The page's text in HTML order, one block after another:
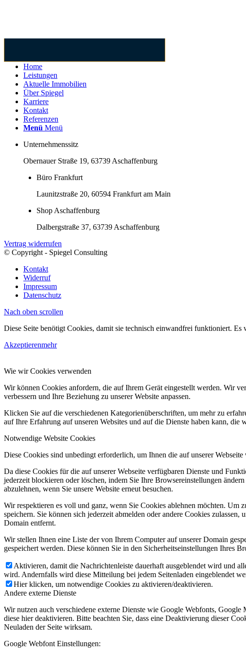
Home
Leistungen
Aktuelle Immobilien
Über Spiegel
Karriere
Kontakt
Referenzen
Menü Menü
Unternehmenssitz
Obernauer Straße 19, 63739 Aschaffenburg
Büro Frankfurt
Launitzstraße 20, 60594 Frankfurt am Main
Shop Aschaffenburg
Dalbergstraße 37, 63739 Aschaffenburg
Vertrag widerrufen
© Copyright - Spiegel Consulting
Kontakt
Widerruf
Impressum
Datenschutz
Nach oben scrollen
Diese Seite benötigt Cookies, damit sie technisch einwandfrei funktioniert.
Akzeptierenmehr
Wie wir Cookies verwenden
Wir können Cookies anfordern, die auf Ihrem Gerät eingestellt werden. Wir
verbessern und Ihre Beziehung zu unserer Website anpassen.
Klicken Sie auf die verschiedenen Kategorienüberschriften, um mehr zu
auf Ihre Erfahrung auf unseren Websites und auf die Dienste haben kann, die
Notwendige Website Cookies
Diese Cookies sind unbedingt erforderlich, um Ihnen die auf unserer
Da diese Cookies für die auf unserer Webseite verfügbaren Dienste und
jederzeit blockieren oder löschen, indem Sie Ihre Browsereinstellungen
abzulehnen, wenn Sie unsere Website erneut besuchen.
Wir respektieren es voll und ganz, wenn Sie Cookies ablehnen möchten. Um
speichern. Sie können sich jederzeit abmelden oder andere Cookies
Domain entfernt.
Wir stellen Ihnen eine Liste der von Ihrem Computer auf unserer Domain
gespeichert werden. Diese können Sie in den Sicherheitseinstellungen Ihres
Aktivieren, damit die Nachrichtenleiste dauerhaft ausgeblendet wird und
wird. Andernfalls wird diese Mitteilung bei jedem Seitenladen eingeblendet
Hier klicken, um notwendige Cookies zu aktivieren/deaktivieren.
Andere externe Dienste
Wir nutzen auch verschiedene externe Dienste wie Google Webfonts,
diese hier deaktivieren. Bitte beachten Sie, dass eine Deaktivierung dieser
Neuladen der Seite wirksam.
Google Webfont Einstellungen: